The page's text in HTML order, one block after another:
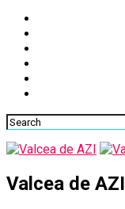
Valcea de AZI